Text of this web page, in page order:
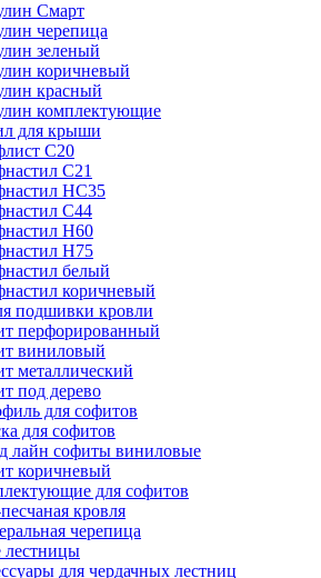
Смарт
черепица
зеленый
коричневый
красный
комплектующие
для крыши
С20
С21
НС35
С44
Н60
Н75
белый
коричневый
подшивки кровли
перфорированный
виниловый
металлический
под дерево
для софитов
для софитов
лайн софиты виниловые
коричневый
для софитов
кровля
черепица
лестницы
для чердачных лестниц